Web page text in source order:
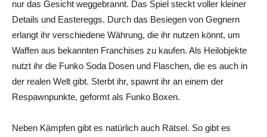
nur das Gesicht weggebrannt. Das Spiel steckt voller kleiner
Details und Eastereggs. Durch das Besiegen von Gegnern
erlangt ihr verschiedene Währung, die ihr nutzen könnt, um
Waffen aus bekannten Franchises zu kaufen. Als Heilobjekte
nutzt ihr die Funko Soda Dosen und Flaschen, die es auch in
der realen Welt gibt. Sterbt ihr, spawnt ihr an einem der
Respawnpunkte, geformt als Funko Boxen.
Neben Kämpfen gibt es natürlich auch Rätsel. So gibt es